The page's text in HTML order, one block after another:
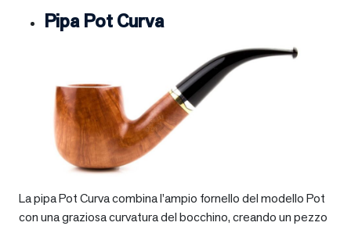
Pipa Pot Curva
La pipa Pot Curva combina l’ampio fornello del modello Pot
con una graziosa curvatura del bocchino, creando un pezzo